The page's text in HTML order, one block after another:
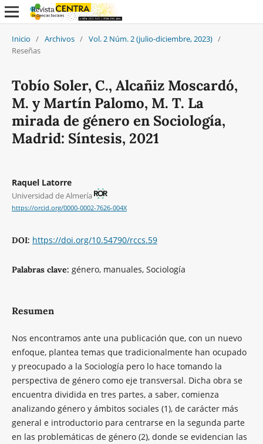
Inicio / Archivos / Vol. 2 Núm. 2 (julio-diciembre, 2023) /
Reseñas
Tobío Soler, C., Alcañiz Moscardó,
M. y Martín Palomo, M. T. La
mirada de género en Sociología,
Madrid: Síntesis, 2021
Raquel Latorre
Universidad de Almería
https://orcid.org/0000-0002-7626-004X
DOI: https://doi.org/10.54790/rccs.59
Palabras clave: género, manuales, Sociología
Resumen
Nos encontramos ante una publicación que, con un nuevo
enfoque, plantea temas que tradicionalmente han ocupado
y preocupado a la Sociología pero lo hace tomando la
perspectiva de género como eje transversal. Dicha obra se
encuentra dividida en tres partes, a saber, comienza
analizando género y ámbitos sociales (1), de carácter más
general e introductorio para centrarse en la segunda parte
en las problemáticas de género (2), donde se evidencian las